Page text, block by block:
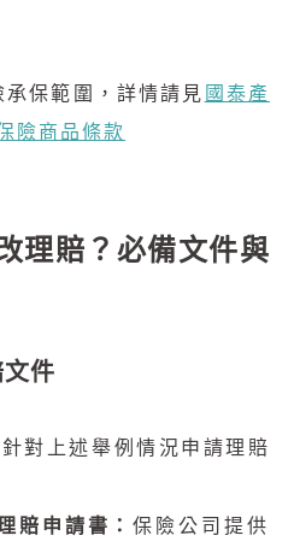
保範圍，詳情請見 國泰產
險商品條款
理賠？必備文件與
件
對上述舉例情況申請理賠
賠申請書：保險公司提供